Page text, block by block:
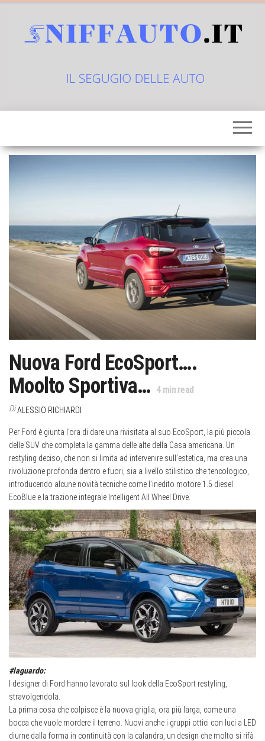
contenuto
Nuova Ford EcoSport….
Moolto Sportiva… 4min read
DiALESSIO RICHIARDI
Per Ford è giunta l’ora di dare una rivisitata al suo EcoSport, la più piccola
delle SUV che completa la gamma delle alte della Casa americana. Un
restyling deciso, che non si limita ad intervenire sull’estetica, ma crea una
rivoluzione profonda dentro e fuori, sia a livello stilistico che tencologico,
introducendo alcune novità tecniche come l’inedito motore 1.5 diesel
EcoBlue e la trazione integrale Intelligent All Wheel Drive.
#laguardo:
I designer di Ford hanno lavorato sul look della EcoSport restyling,
stravolgendola.
La prima cosa che colpisce è la nuova griglia, ora più larga, come una
bocca che vuole mordere il terreno. Nuovi anche i gruppi ottici con luci a LED
diurne dalla forma in continuità con la calandra, un design che molto si rifà